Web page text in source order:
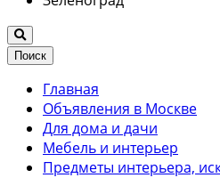
Поиск
Главная
Объявления в Москве
Для дома и дачи
Мебель и интерьер
Предметы интерьера,